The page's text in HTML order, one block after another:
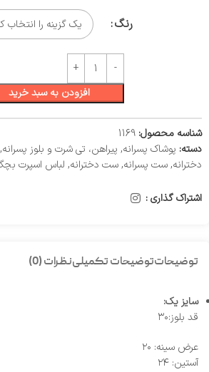
رنگ
افزودن به سبد خرید
شناسه محصول: 1169
دسته: پوشاک پسرانه, پیراهن، تی شرت و بلوز پسرانه,
دخترانه,ست پسرانه,ست دخترانه, لباس اسپرت
اشتراک گذاری :
توضیحاتتوضیحات تکمیلینظرات (0)
سایز یک:
قد بلوز:۳۰
عرض سینه: ۲۰
آستین: ۲۴